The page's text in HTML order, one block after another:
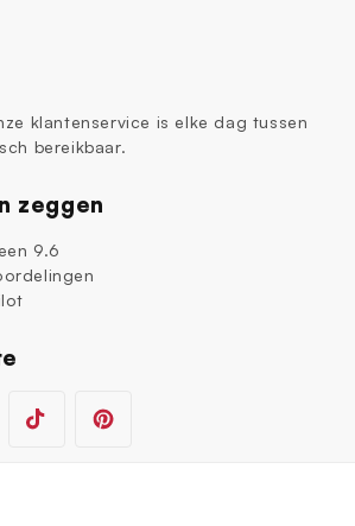
klantenservice is elke dag tussen
bereikbaar.
zeggen
9.6
TikTok Pinterest